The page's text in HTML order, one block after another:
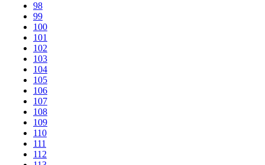
98
99
100
101
102
103
104
105
106
107
108
109
110
111
112